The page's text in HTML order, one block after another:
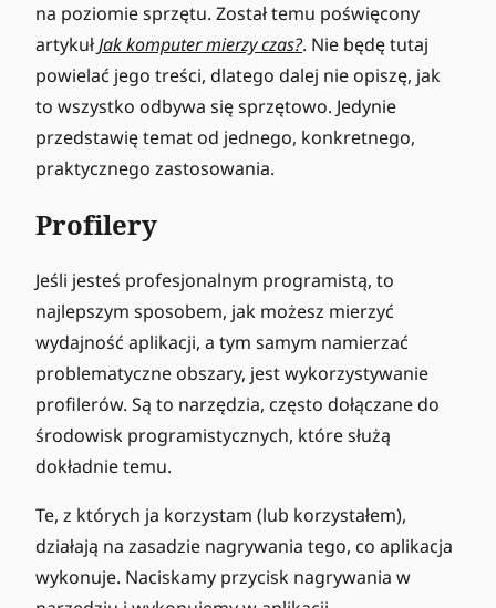
na poziomie sprzętu. Został temu poświęcony
artykułJak komputer mierzy czas?. Nie będę tutaj
powielać jego treści, dlatego dalej nie opiszę, jak
to wszystko odbywa się sprzętowo. Jedynie
przedstawię temat od jednego, konkretnego,
praktycznego zastosowania.
Profilery
Jeśli jesteś profesjonalnym programistą, to
najlepszym sposobem, jak możesz mierzyć
wydajność aplikacji, a tym samym namierzać
problematyczne obszary, jest wykorzystywanie
profilerów. Są to narzędzia, często dołączane do
środowisk programistycznych, które służą
dokładnie temu.
Te, z których ja korzystam (lub korzystałem),
działają na zasadzie nagrywania tego, co aplikacja
wykonuje. Naciskamy przycisk nagrywania w